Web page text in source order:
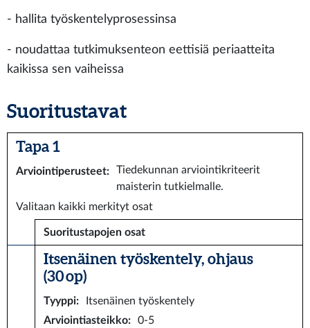
- hallita työskentelyprosessinsa
- noudattaa tutkimuksenteon eettisiä periaatteita
kaikissa sen vaiheissa
Suoritustavat
Tapa 1
Arviointiperusteet:
Tiedekunnan arviointikriteerit
maisterin tutkielmalle.
Valitaan kaikki merkityt osat
Suoritustapojen osat
Itsenäinen työskentely, ohjaus
(30 op)
Tyyppi:
Itsenäinen työskentely
Arviointiasteikko:
0-5